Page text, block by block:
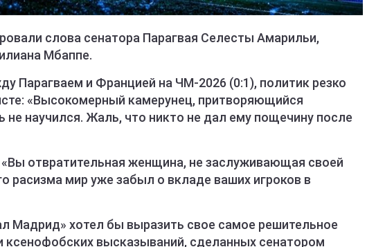
слова сенатора Парагвая Селесты Амарильи,
Мбаппе.
Парагваем и Францией на ЧМ-2026 (0:1), политик резко
«Высокомерный камерунец, притворяющийся
не научился. Жаль, что никто не дал ему пощечину после
отвратительная женщина, не заслуживающая своей
расизма мир уже забыл о вкладе ваших игроков в
Мадрид» хотел бы выразить свое самое решительное
ксенофобских высказываний, сделанных сенатором